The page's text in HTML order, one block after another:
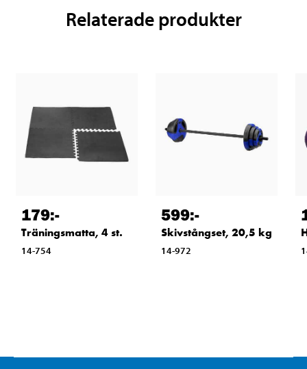
Relaterade produkter
179:-
Träningsmatta, 4 st.
14-754
599:-
Skivstångset, 20,5 kg
14-972